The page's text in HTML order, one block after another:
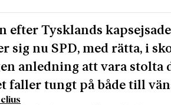
efter Tysklands
sig nu SPD, med rätta, i
anledning att vara stolta
faller tungt på både till